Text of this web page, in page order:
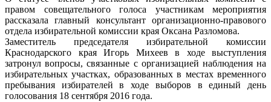
правом совещательного голоса участникам мероприятия
рассказала главный консультант организационно-правового
отдела избирательной комиссии края Оксана Разломова.
Заместитель председателя избирательной комиссии
Краснодарского края Игорь Михеев в ходе выступления
затронул вопросы, связанные с организацией наблюдения на
избирательных участках, образованных в местах временного
пребывания избирателей в ходе выборов в единый день
голосования 18 сентября 2016 года.